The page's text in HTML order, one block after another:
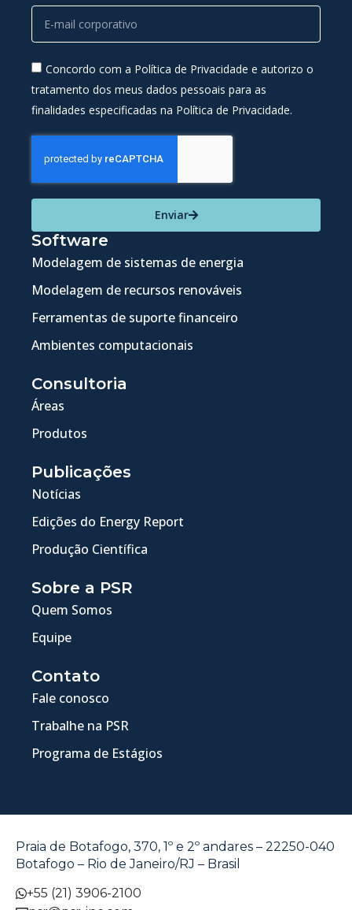
Concordo com a Política de Privacidade e autorizo o
tratamento dos meus dados pessoais para as
finalidades especificadas na Política de Privacidade.
Enviar
Software
Modelagem de sistemas de energia
Modelagem de recursos renováveis
Ferramentas de suporte financeiro
Ambientes computacionais
Consultoria
Áreas
Produtos
Publicações
Notícias
Edições do Energy Report
Produção Científica
Sobre a PSR
Quem Somos
Equipe
Contato
Fale conosco
Trabalhe na PSR
Programa de Estágios
Praia de Botafogo, 370, 1º e 2º andares – 22250-040
Botafogo – Rio de Janeiro/RJ – Brasil
+55 (21) 3906-2100